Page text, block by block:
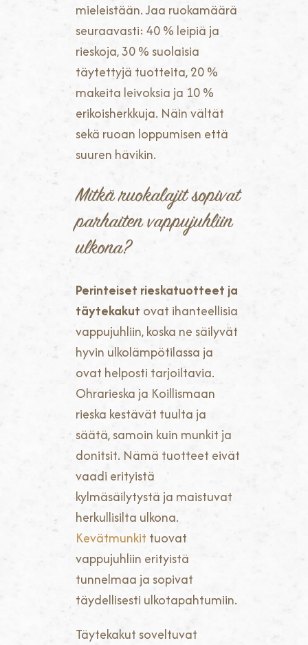
mieleistään. Jaa ruokamäärä
seuraavasti: 40 % leipiä ja
rieskoja, 30 % suolaisia
täytettyjä tuotteita, 20 %
makeita leivoksia ja 10 %
erikoisherkkuja. Näin vältät
sekä ruoan loppumisen että
suuren hävikin.
Mitkä ruokalajit sopivat
parhaiten vappujuhliin
ulkona?
Perinteiset rieskatuotteet ja
täytekakut ovat ihanteellisia
vappujuhliin, koska ne säilyvät
hyvin ulkolämpötilassa ja
ovat helposti tarjoiltavia.
Ohrarieska ja Koillismaan
rieska kestävät tuulta ja
säätä, samoin kuin munkit ja
donitsit. Nämä tuotteet eivät
vaadi erityistä
kylmäsäilytystä ja maistuvat
herkullisilta ulkona.
Kevätmunkit tuovat
vappujuhliin erityistä
tunnelmaa ja sopivat
täydellisesti ulkotapahtumiin.
Täytekakut soveltuvat